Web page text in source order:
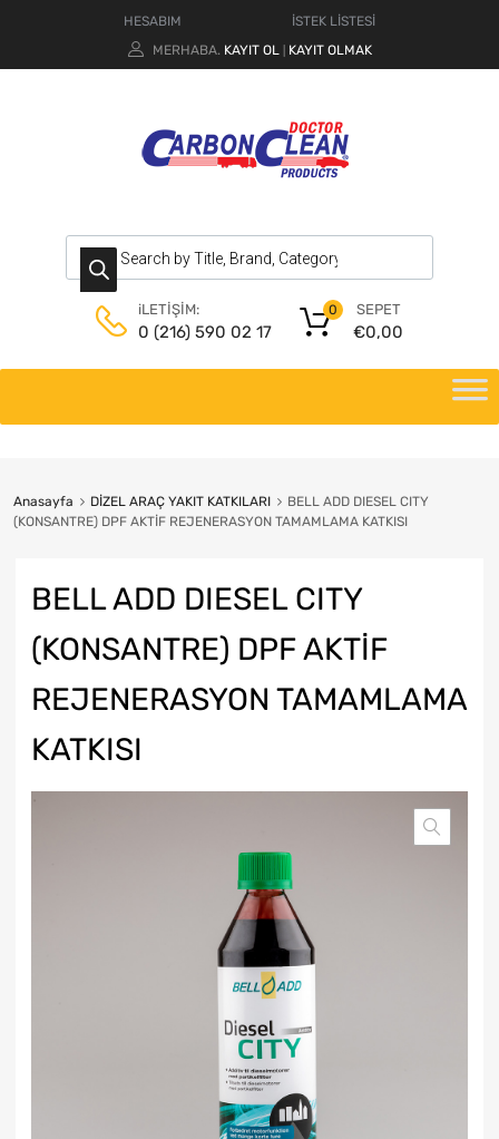
HESABIM
İSTEK LİSTESİ
MERHABA. KAYIT OL KAYIT OLMAK
iLETİŞİM:
0 (216) 590 02 17
SEPET
€0,00
0
Anasayfa DİZEL ARAÇ YAKIT KATKILARI
BELL ADD DIESEL CITY
(KONSANTRE) DPF AKTİF REJENERASYON TAMAMLAMA KATKISI
BELL ADD DIESEL CITY
(KONSANTRE) DPF AKTİF
REJENERASYON TAMAMLAMA
KATKISI